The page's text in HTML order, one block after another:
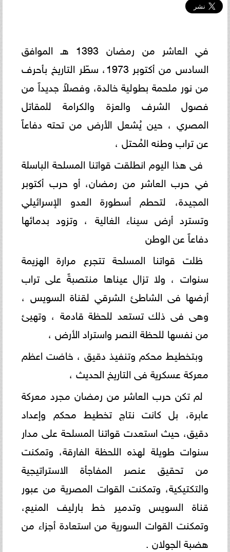
في العاشر من رمضان 1393 هـ الموافق
السادس من أكتوبر 1973، سطّر التاريخ بأحرف
من نور ملحمة بطولية خالدة، وفصلاً جديداً من
فصول الشرف والعزة والكرامة للمقاتل
المصري ، حين يُشعل الأرض من تحته دفاعاً
عن تراب وطنه المُحتل ،
فى هذا اليوم انطلقت قواتنا المسلحة الباسلة
في حرب العاشر من رمضان، أو حرب أكتوبر
المجيدة، لتحطم أسطورة العدو الإسرائيلي
وتسترد أرض سيناء الغالية ، وتزود بدمائها
دفاعاً عن الوطن
ظلت قواتنا المسلحة تتجرع مرارة الهزيمة
سنوات ، ولا تزال عيناها منتصبةً على تراب
أرضها فى الشاطئ الشرقي لقناة السويس ،
وهى فى ذلك تستعد للحظة قادمة ، وتهيئ
من نفسها للحظة النصر واستراد الأرض ،
وبتخطيط محكم وتنفيذ دقيق ، خاضت اعظم
معركة عسكرية فى التاريخ الحديث ،
لم تكن حرب العاشر من رمضان مجرد معركة
عابرة، بل كانت نتاج تخطيط محكم وإعداد
دقيق، حيث استعدت قواتنا المسلحة على مدار
سنوات طويلة لهذه اللحظة الفارقة، وتمكنت
من تحقيق عنصر المفاجأة الاستراتيجية
والتكتيكية، وتمكنت القوات المصرية من عبور
قناة السويس وتدمير خط بارليف المنيع،
وتمكنت القوات السورية من استعادة أجزاء من
هضبة الجولان .